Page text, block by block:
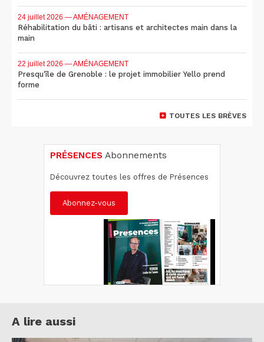
24 juillet 2026 — AMÉNAGEMENT
Réhabilitation du bâti : artisans et architectes main dans la
main
22 juillet 2026 — AMÉNAGEMENT
Presqu'île de Grenoble : le projet immobilier Yello prend
forme
TOUTES LES BRÈVES
PRÉSENCES Abonnements
Découvrez toutes les offres de Présences
Abonnez-vous
A lire aussi